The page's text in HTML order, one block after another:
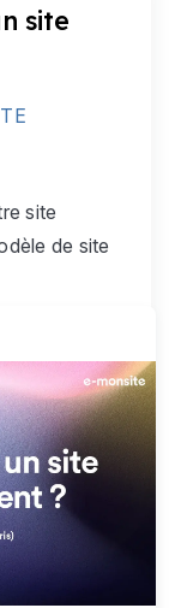
site
site
de site
votre
le
mesure,
pour